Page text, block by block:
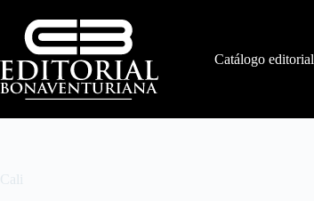
Catálogo editorial
Cali